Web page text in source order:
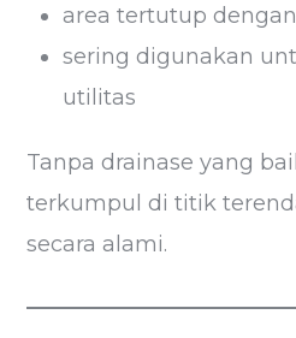
area tertutup
sering digunakan
utilitas
Tanpa drainase yang
terkumpul di titik
secara alami.